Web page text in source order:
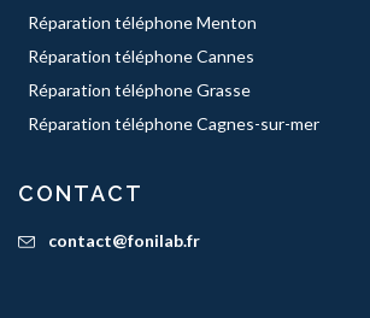
Réparation téléphone Menton
Réparation téléphone Cannes
Réparation téléphone Grasse
Réparation téléphone Cagnes-sur-mer
CONTACT
contact@fonilab.fr